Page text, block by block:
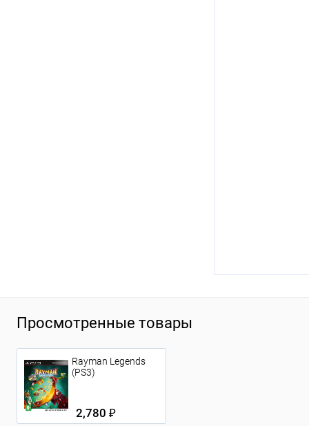
Просмотренные товары
Rayman Legends
(PS3)
2,780 ₽